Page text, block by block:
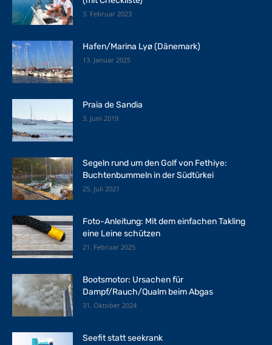
3. Februar 2023
Hafen/Marina Lyø (Dänemark)
13. Januar 2025
Praia de Sandia
3. Juni 2019
Segeln rund um den Golf von Fethiye:
Buchtenbummeln in der Südtürkei
25. Juli 2021
Foto-Anleitung: Mit dem einfachen Takling
eine Leine schützen
21. Februar 2025
Bootsmotor: Ursachen für
Dampf/Rauch/Qualm beim Abgas
31. Oktober 2024
Seefit statt seekrank